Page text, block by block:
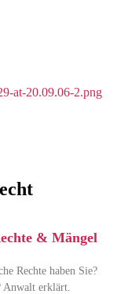
& Mängel
Rechte haben Sie?
Anwalt erklärt.